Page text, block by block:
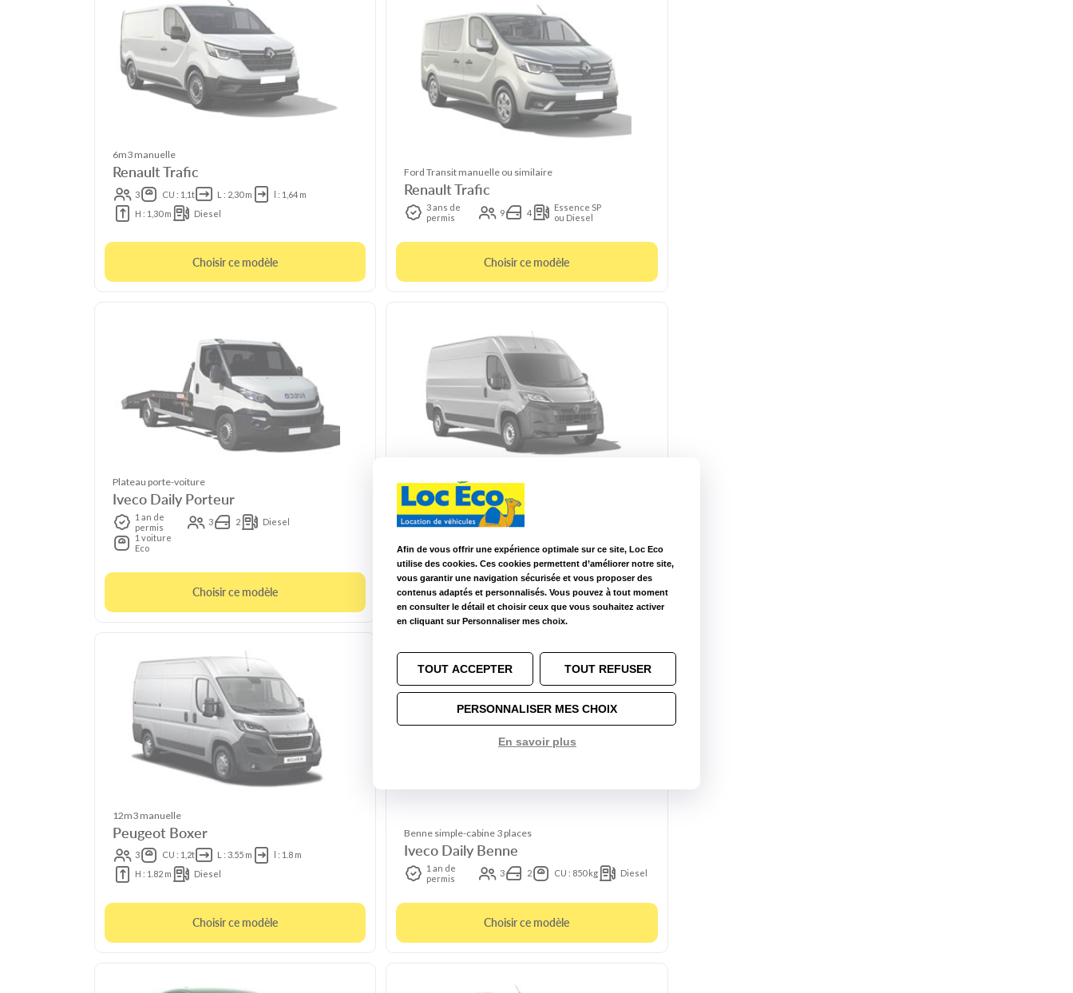
6m3 manuelle
Renault Trafic
3 CU : 1,1t L : 2,30 m
l : 1,64 m
H : 1,30 m
Diesel
Choisir ce modèle
Ford Transit manuelle ou similaire
Renault Trafic
3 ans de
permis
9 4
Essence SP
ou Diesel
Choisir ce modèle
Plateau porte-voiture
Iveco Daily Porteur
1 an de
permis
3 2
Diesel
1 voiture
Eco
Choisir ce modèle
10m3 manuelle
Peugeot Boxer
3 CU : 1.4t L : 2.8 m
Choisir ce modèle
12m3 manuelle
Peugeot Boxer
3 CU : 1,2t L : 3.55 m
l : 1.8 m
H : 1.82 m
Diesel
Choisir ce modèle
Benne simple-cabine 3 places
Iveco Daily Benne
1 an de
permis
3 2 CU : 850 kg Diesel
Choisir ce modèle
Afin de vous offrir une expérience optimale sur ce site, Loc Eco
utilise des cookies. Ces cookies permettent d’améliorer notre site,
vous garantir une navigation sécurisée et vous proposer des
contenus adaptés et personnalisés. Vous pouvez à tout moment
en consulter le détail et choisir ceux que vous souhaitez activer
en cliquant sur Personnaliser mes choix.
TOUT ACCEPTER TOUT REFUSER
PERSONNALISER MES CHOIX
En savoir plus